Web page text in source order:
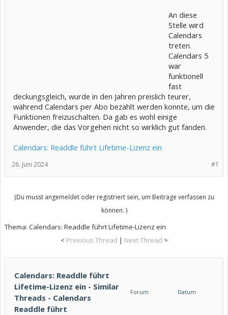
An diese
Stelle wird
Calendars
treten.
Calendars 5
war
funktionell
fast
deckungsgleich, wurde in den Jahren preislich teurer,
während Calendars per Abo bezahlt werden konnte, um die
Funktionen freizuschalten. Da gab es wohl einige
Anwender, die das Vorgehen nicht so wirklich gut fanden.
Calendars: Readdle führt Lifetime-Lizenz ein
#1
26. Juni 2024
(Du musst angemeldet oder registriert sein, um Beiträge verfassen zu
können. )
Thema: Calendars: Readdle führt Lifetime-Lizenz ein
< Previous Thread | Next Thread >
Calendars: Readdle führt
Lifetime-Lizenz ein - Similar
Threads - Calendars
Readdle führt
Forum Datum